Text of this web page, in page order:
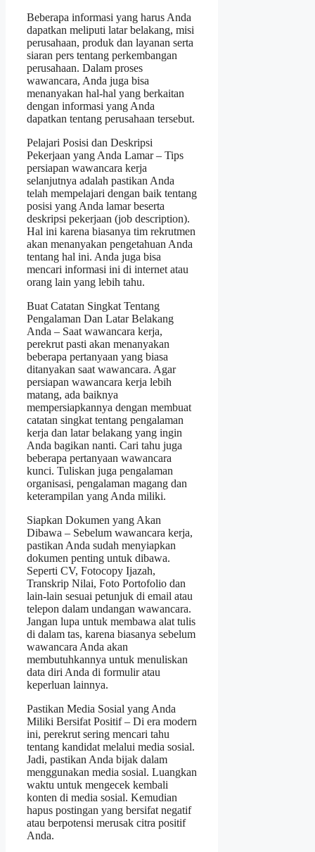
Beberapa informasi yang harus Anda
dapatkan meliputi latar belakang, misi
perusahaan, produk dan layanan serta
siaran pers tentang perkembangan
perusahaan. Dalam proses
wawancara, Anda juga bisa
menanyakan hal-hal yang berkaitan
dengan informasi yang Anda
dapatkan tentang perusahaan tersebut.
Pelajari Posisi dan Deskripsi
Pekerjaan yang Anda Lamar – Tips
persiapan wawancara kerja
selanjutnya adalah pastikan Anda
telah mempelajari dengan baik tentang
posisi yang Anda lamar beserta
deskripsi pekerjaan (job description).
Hal ini karena biasanya tim rekrutmen
akan menanyakan pengetahuan Anda
tentang hal ini. Anda juga bisa
mencari informasi ini di internet atau
orang lain yang lebih tahu.
Buat Catatan Singkat Tentang
Pengalaman Dan Latar Belakang
Anda – Saat wawancara kerja,
perekrut pasti akan menanyakan
beberapa pertanyaan yang biasa
ditanyakan saat wawancara. Agar
persiapan wawancara kerja lebih
matang, ada baiknya
mempersiapkannya dengan membuat
catatan singkat tentang pengalaman
kerja dan latar belakang yang ingin
Anda bagikan nanti. Cari tahu juga
beberapa pertanyaan wawancara
kunci. Tuliskan juga pengalaman
organisasi, pengalaman magang dan
keterampilan yang Anda miliki.
Siapkan Dokumen yang Akan
Dibawa – Sebelum wawancara kerja,
pastikan Anda sudah menyiapkan
dokumen penting untuk dibawa.
Seperti CV, Fotocopy Ijazah,
Transkrip Nilai, Foto Portofolio dan
lain-lain sesuai petunjuk di email atau
telepon dalam undangan wawancara.
Jangan lupa untuk membawa alat tulis
di dalam tas, karena biasanya sebelum
wawancara Anda akan
membutuhkannya untuk menuliskan
data diri Anda di formulir atau
keperluan lainnya.
Pastikan Media Sosial yang Anda
Miliki Bersifat Positif – Di era modern
ini, perekrut sering mencari tahu
tentang kandidat melalui media sosial.
Jadi, pastikan Anda bijak dalam
menggunakan media sosial. Luangkan
waktu untuk mengecek kembali
konten di media sosial. Kemudian
hapus postingan yang bersifat negatif
atau berpotensi merusak citra positif
Anda.